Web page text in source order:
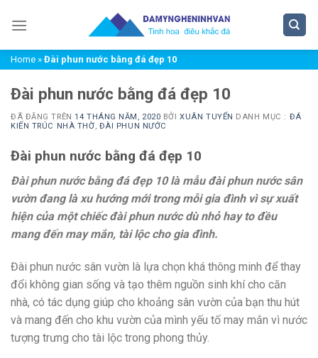
đến
dungHome » Đài phun nước bằng đá đẹp 10
Đài phun nước bằng đá đẹp 10
ĐÃ ĐĂNG TRÊN14 THÁNG NĂM, 2020 BỞIXUÂN TUYỂN DANH MỤC : ĐÁ
KIẾN TRÚC NHÀ THỜ, ĐÀI PHUN NƯỚC
Đài phun nước bằng đá đẹp 10
Đài phun nước bằng đá đẹp 10 là mẫu đài phun nước sân
vườn đang là xu hướng mới trong mỗi gia đình vì sự xuất
hiện của một chiếc đài phun nước dù nhỏ hay to đều
mang đến may mắn, tài lộc cho gia đình.
Đài phun nước sân vườn là lựa chọn khá thông minh để thay
đổi không gian sống và tạo thêm nguồn sinh khí cho căn
nhà, có tác dụng giúp cho khoảng sân vườn của bạn thu hút
và mang đến cho khu vườn của mình yếu tố may mắn vì nước
tượng trưng cho tài lộc trong phong thủy.